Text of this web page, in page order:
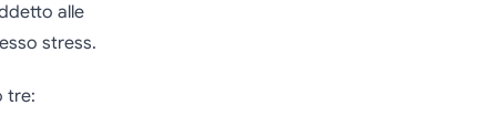
alle
stress.
tre: